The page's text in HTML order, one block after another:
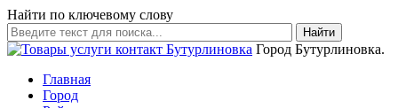
Найти по ключевому слову
Найти
Город Бутурлиновка.
Главная
Город